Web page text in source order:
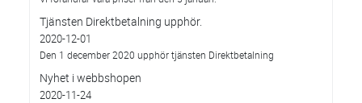
Tjänsten Direktbetalning upphör.
2020-12-01
Den 1 december 2020 upphör tjänsten Direktbetalning
Nyhet i webbshopen
2020-11-24